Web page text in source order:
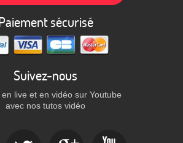
sécurisé
Suivez-nous
live et en vidéo sur Youtube
avec nos tutos vidéo